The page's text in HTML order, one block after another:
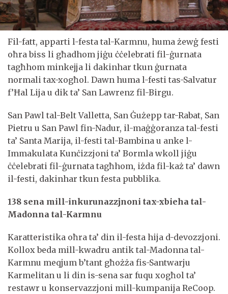
Fil-fatt, apparti l-festa tal-Karmnu, huma żewġ festi
oħra biss li għadhom jiġu ċċelebrati fil-ġurnata
tagħhom minkejja li dakinhar tkun ġurnata
normali tax-xogħol. Dawn huma l-festi tas-Salvatur
f’Ħal Lija u dik ta’ San Lawrenz fil-Birgu.
San Pawl tal-Belt Valletta, San Ġużepp tar-Rabat, San
Pietru u San Pawl fin-Nadur, il-maġġoranza tal-festi
ta’ Santa Marija, il-festi tal-Bambina u anke l-
Immakulata Kunċizzjoni ta’ Bormla wkoll jiġu
ċċelebrati fil-ġurnata tagħhom, iżda fil-każ ta’ dawn
il-festi, dakinhar tkun festa pubblika.
138 sena mill-inkurunazzjnoni tax-xbieha tal-
Madonna tal-Karmnu
Karatteristika oħra ta’ din il-festa hija d-devozzjoni.
Kollox beda mill-kwadru antik tal-Madonna tal-
Karmnu meqjum b’tant għożża fis-Santwarju
Karmelitan u li din is-sena sar fuqu xogħol ta’
restawr u konservazzjoni mill-kumpanija ReCoop.